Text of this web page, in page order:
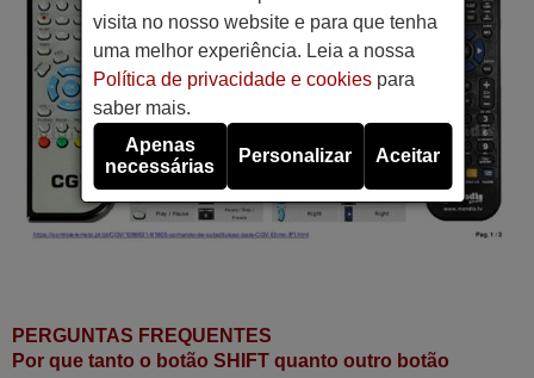
PERGUNTAS FREQUENTES
Por que tanto o botão SHIFT quanto outro botão
visita no nosso website e para que tenha
uma melhor experiência. Leia a nossa
Política de privacidade e cookies para
saber mais.
Apenas
necessárias
Personalizar Aceitar